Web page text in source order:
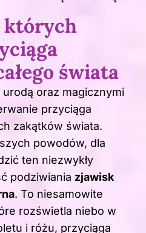
których
świata
oraz magicznymi
przyciąga
zakątków świata.
powodów, dla
ten niezwykły
podziwiania zjawisk
. To niesamowite
rozświetla niebo w
i różu, przyciąga